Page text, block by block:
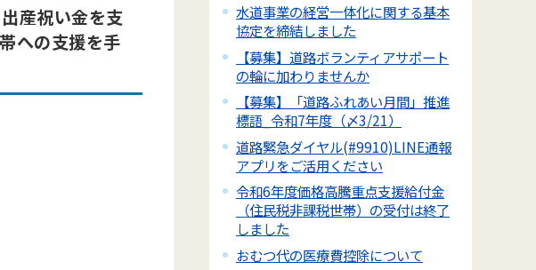
産祝い金を支
への支援を手
水道事業の経営一体化に関する基本
協定を締結しました
【募集】道路ボランティアサポート
の輪に加わりませんか
【募集】「道路ふれあい月間」推進
標語_令和7年度（〆3/21）
道路緊急ダイヤル(#9910)LINE通報
アプリをご活用ください
令和6年度価格高騰重点支援給付金
（住民税非課税世帯）の受付は終了
しました
おむつ代の医療費控除について